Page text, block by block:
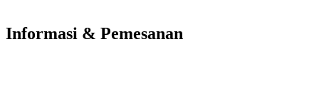
Informasi & Pemesanan